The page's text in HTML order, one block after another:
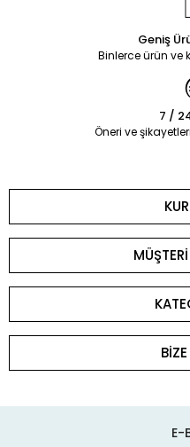
Geniş
Binlerce ürün
7 /
Öneri ve
E-